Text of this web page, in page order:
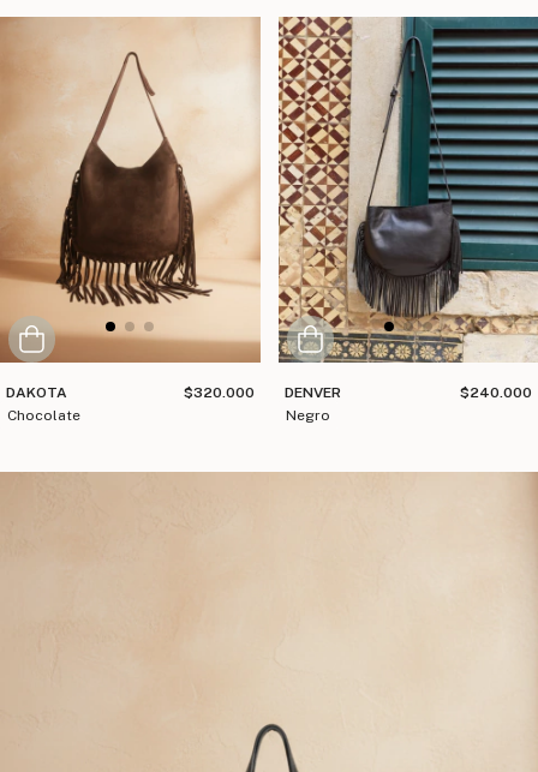
DAKOTA
chocolate
$320.000
DENVER
negro
$240.000